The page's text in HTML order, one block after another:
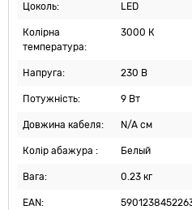
Цоколь: LED
Колірна
температура:
3000 К
Напруга: 230 В
Потужність: 9 Вт
Довжина кабеля: N/A см
Колір абажура : Белый
Вага: 0.23 кг
EAN: